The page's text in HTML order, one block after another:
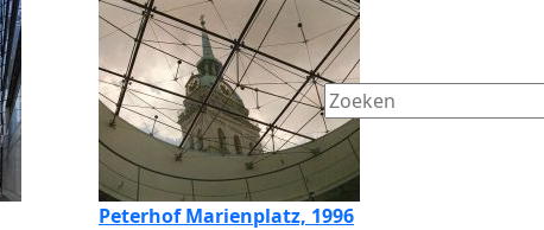
Peterhof Marienplatz, 1996